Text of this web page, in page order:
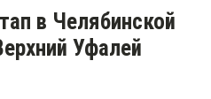
в Челябинской
Уфалей